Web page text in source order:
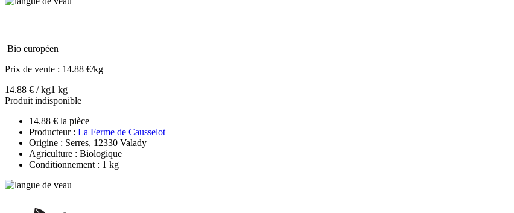
Bio européen
Prix de vente : 14.88 €/kg
14.88 € / kg1 kg
Produit indisponible
14.88 € la pièce
Producteur : La Ferme de Causselot
Origine : Serres, 12330 Valady
Agriculture : Biologique
Conditionnement : 1 kg